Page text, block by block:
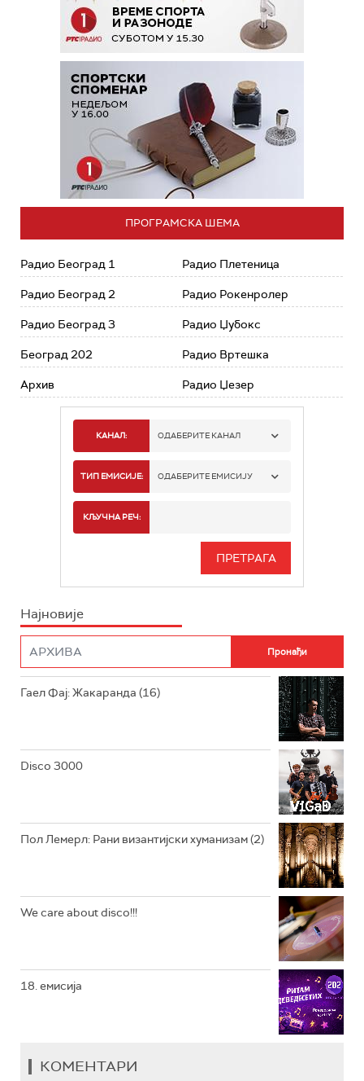
ПРОГРАМСКА ШЕМА
Радио Београд 1
Радио Београд 2
Радио Београд 3
Београд 202
Архив
Радио Плетеница
Радио Рокенролер
Радио Џубокс
Радио Вртешка
Радио Џезер
КАНАЛ: ОДАБЕРИТЕ КАНАЛ
РАДИО БЕОГРАД 1
РАДИО БЕОГРАД 3
РАДИО РОКЕНРОЛЕР
ТИП ЕМИСИЈЕ: ОДАБЕРИТЕ ЕМИСИЈУ
ИНФО
КЉУЧНА РЕЧ:
Најновије
Гаел Фај: Жакаранда (16)
Disco 3000
Пол Лемерл: Рани византијски хуманизам (2)
We care about disco!!!
18. емисија
КОМЕНТАРИ